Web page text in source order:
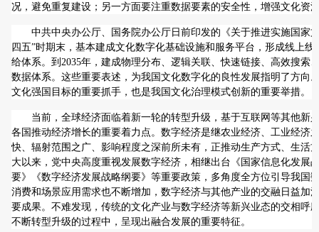
况，避免重复建设；另一方面要注重数据要素的安全性，增强文化资
中共中央办公厅、国务院办公厅日前印发的《关于推进实施国家
四五”时期末，基本建成文化数字化基础设施和服务平台，形成线上
给体系。到2035年，建成物理分布、逻辑关联、快速链接、高效搜索
数据体系。这些重要表述，为我国文化数字化的良性发展指明了方向
文化强国目标的重要抓手，也是我国文化治理模式创新的重要举措。
当前，全球经济面临着新一轮的转型升级，基于互联网等其他新
各国推动经济增长的重要着力点。数字经济是继农业经济、工业经济
快、辐射范围之广、影响程度之深前所未有，正推动生产方式、生活
大以来，党中央高度重视发展数字经济，相继出台《国家信息化发展
要》《数字经济发展战略纲要》等重要政策，多角度全方位引导我国
消费和场景应用需求也不断增加，数字经济与其他产业的交融日益加
要成果。不难发现，传统的文化产业与数字经济等新兴业态的交相呼
不断转型升级的过程中，呈现出融合发展的重要特征。